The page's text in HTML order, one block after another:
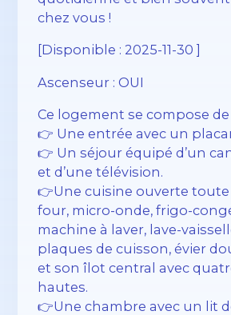
chez vous !
[Disponible : 2025-11-30 ]
Ascenseur : OUI
Ce logement se compose de
👉 Une entrée avec un
👉 Un séjour équipé d’un
et d’une télévision.
👉Une cuisine ouverte
four, micro-onde, frigo-
machine à laver, lave-
plaques de cuisson, évier
et son îlot central avec
hautes.
👉Une chambre avec un lit